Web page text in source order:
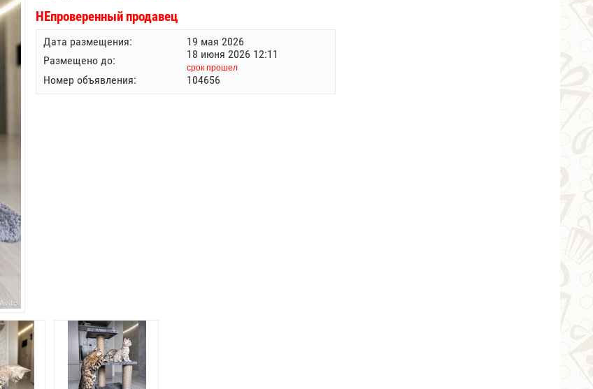
НЕпроверенный продавец
Дата размещения:
19 мая 2026
Размещено до:
18 июня 2026 12:11
срок прошел
Номер объявления: 104656